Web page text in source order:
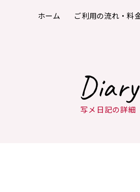
ホーム ご利用の流れ・料
Diary
写メ日記の詳細